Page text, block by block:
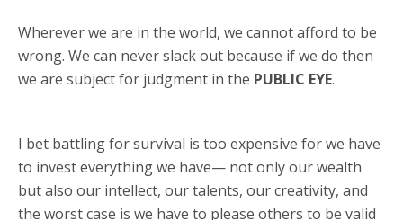
Wherever we are in the world, we cannot afford to be
wrong. We can never slack out because if we do then
we are subject for judgment in the PUBLIC EYE.
I bet battling for survival is too expensive for we have
to invest everything we have— not only our wealth
but also our intellect, our talents, our creativity, and
the worst case is we have to please others to be valid